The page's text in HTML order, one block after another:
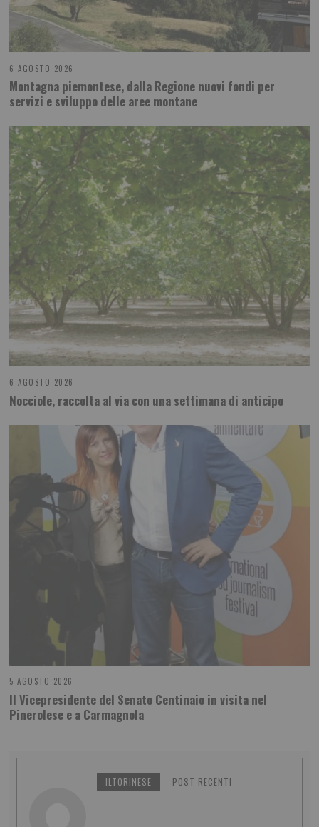
6 AGOSTO 2026
Montagna piemontese, dalla Regione nuovi fondi per
servizi e sviluppo delle aree montane
6 AGOSTO 2026
Nocciole, raccolta al via con una settimana di anticipo
5 AGOSTO 2026
Il Vicepresidente del Senato Centinaio in visita nel
Pinerolese e a Carmagnola
ILTORINESE POST RECENTI